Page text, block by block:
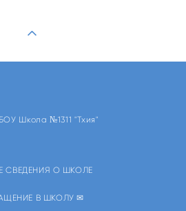
Школа №1311 "Тхия"
СВЕДЕНИЯ О ШКОЛЕ
В ШКОЛУ ✉